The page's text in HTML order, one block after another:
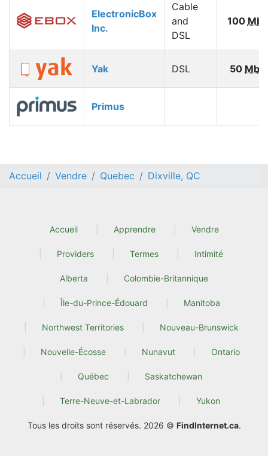
ElectronicBox
Inc.
Cable
and
DSL
100
Yak DSL 50
Primus
Accueil Vendre Quebec Dixville, QC
Accueil Apprendre Vendre
Providers Termes Intimité
Alberta Colombie-Britannique
Île-du-Prince-Édouard Manitoba
Northwest Territories Nouveau-Brunswick
Nouvelle-Écosse Nunavut Ontario
Québec Saskatchewan
Terre-Neuve-et-Labrador Yukon
Tous les droits sont réservés. 2026 © FindInternet.ca.